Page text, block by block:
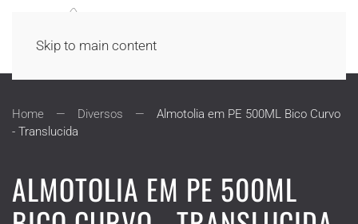
Skip to main content
Home Diversos
Almotolia em PE 500ML Bico Curvo
- Translucida
ALMOTOLIA EM PE 500ML